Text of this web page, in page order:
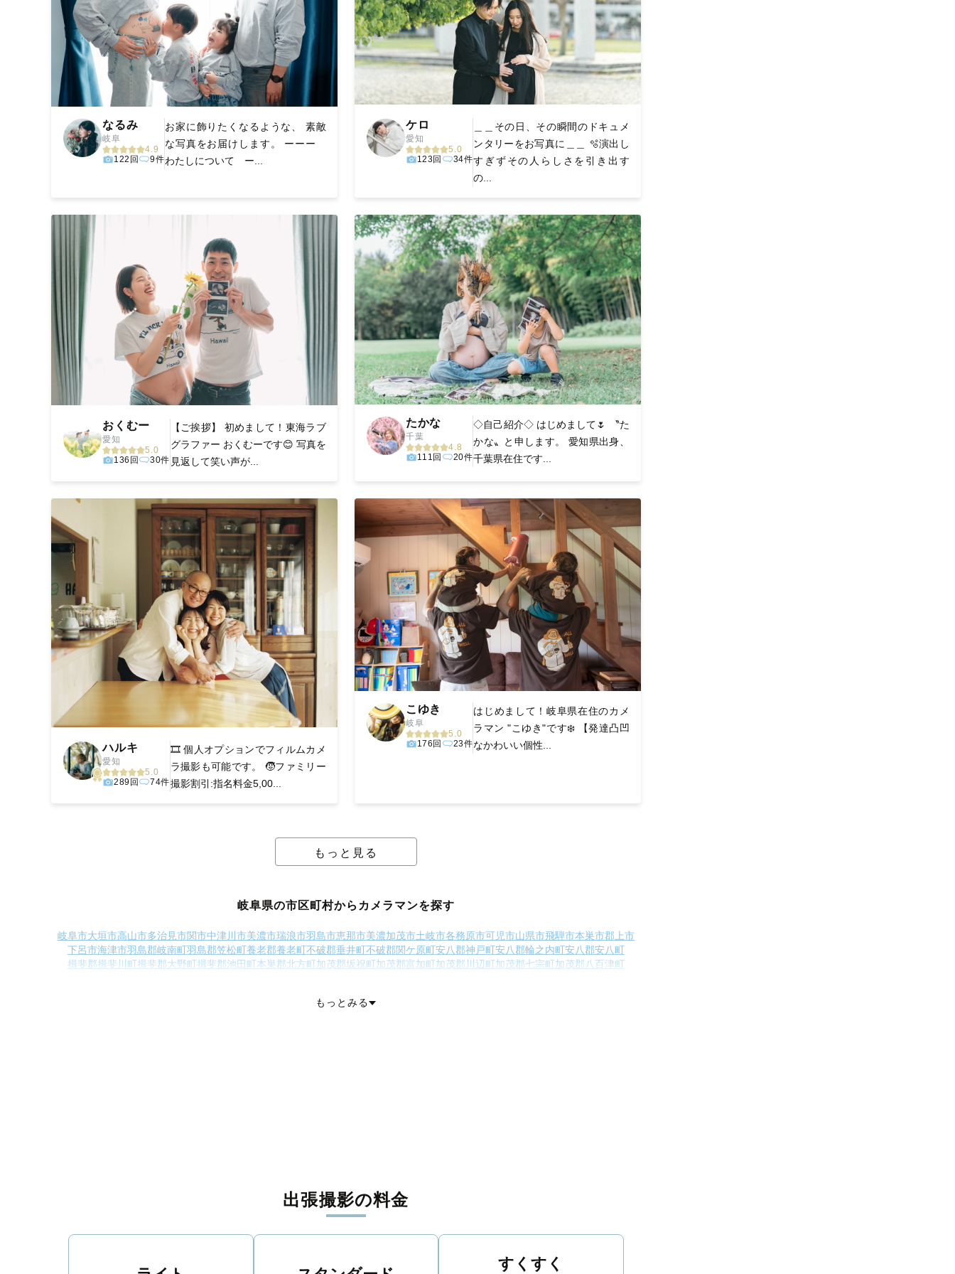
なるみ
岐阜
4.9
122回
9件
お家に飾りたくなるような、 素敵
な写真をお届けします。 ーーー
わたしについて ー...
ケロ
愛知
5.0
123回
34件
＿＿その日、その瞬間のドキュメ
ンタリーをお写真に＿＿ 🫧演出し
すぎずその人らしさを引き出す
の...
おくむー
愛知
5.0
136回
30件
【ご挨拶】 初めまして！東海ラブ
グラファー おくむーです😊 写真を
見返して笑い声が...
たかな
千葉
4.8
111回
20件
◇自己紹介◇ はじめまして🌷 〝た
かな〟と申します。 愛知県出身、
千葉県在住です...
ハルキ
愛知
5.0
289回
74件
🎞️ 個人オプションでフィルムカメ
ラ撮影も可能です。 🧒ファミリー
撮影割引:指名料金5,00...
こゆき
岐阜
5.0
176回
23件
はじめまして！岐阜県在住のカメ
ラマン "こゆき"です❄️ 【発達凸凹
なかわいい個性...
もっと見る
岐阜県の市区町村からカメラマンを探す
岐阜市大垣市高山市多治見市関市中津川市美濃市瑞浪市羽島市恵那市美濃加茂市土岐市各務原市可児市山県市飛騨市本巣市郡上市
下呂市海津市羽島郡岐南町羽島郡笠松町養老郡養老町不破郡垂井町不破郡関ケ原町安八郡神戸町安八郡輪之内町安八郡安八町
揖斐郡揖斐川町揖斐郡大野町揖斐郡池田町本巣郡北方町加茂郡坂祝町加茂郡富加町加茂郡川辺町加茂郡七宗町加茂郡八百津町
もっとみる
出張撮影の料金
すくすく